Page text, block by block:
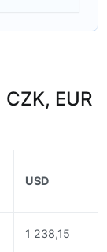
EUR
USD
1 238,15